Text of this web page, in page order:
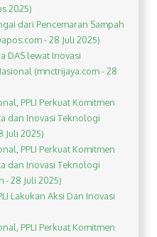
2025)
dari Pencemaran Sampah
- 28 Juli 2025)
DAS lewat Inovasi
(mnctrijaya.com - 28
PPLI Perkuat Komitmen
dan Inovasi Teknologi
Juli 2025)
PPLI Perkuat Komitmen
dan Inovasi Teknologi
- 28 Juli 2025)
Lakukan Aksi Dan Inovasi
PPLI Perkuat Komitmen